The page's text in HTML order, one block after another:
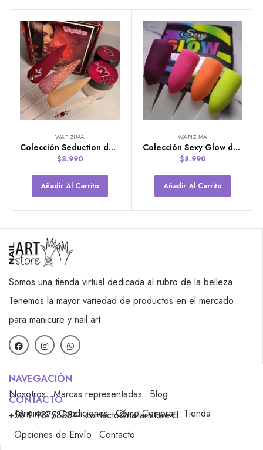
WAPIZIMA
Colección Seduction de 4 polímeros de 7g Wapizima
$8.990
Añadir Al Carrito
WAPIZIMA
Colección Sexy Glow de 4 polímeros de 7g de Wapizima
$8.990
Añadir Al Carrito
Somos una tienda virtual dedicada al rubro de la belleza.
Tenemos la mayor variedad de productos en el mercado
para manicure y nail art.
NAVEGACIÓN
Nosotros Marcas representadas
Blog
Términos y Condiciones Cómo Comprar Tienda
CONTACTO
+56 9 98758554 contacto@nailartstore.cl
Opciones de Envío
Contacto